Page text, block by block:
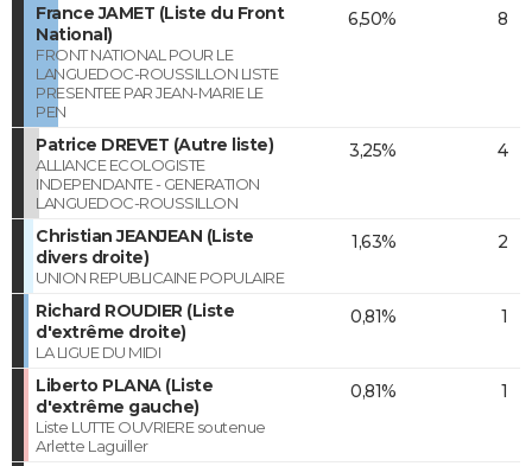
France JAMET (Liste du Front
National)
FRONT NATIONAL POUR LE
LANGUEDOC-ROUSSILLON LISTE
PRESENTEE PAR JEAN-MARIE LE
PEN
6,50% 8
Patrice DREVET (Autre liste)
ALLIANCE ECOLOGISTE
INDEPENDANTE - GENERATION
LANGUEDOC-ROUSSILLON
3,25% 4
Christian JEANJEAN (Liste
divers droite)
UNION REPUBLICAINE POPULAIRE
1,63% 2
Richard ROUDIER (Liste
d'extrême droite)
LA LIGUE DU MIDI
0,81% 1
Liberto PLANA (Liste
d'extrême gauche)
Liste LUTTE OUVRIERE soutenue
Arlette Laguiller
0,81% 1